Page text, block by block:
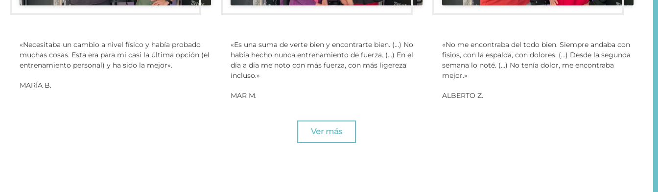
«Necesitaba un cambio a nivel físico y había probado
muchas cosas. Esta era para mi casi la última opción (el
entrenamiento personal) y ha sido la mejor».
MARÍA B.
«Es una suma de verte bien y encontrarte bien. (…) No
había hecho nunca entrenamiento de fuerza. (…) En el
día a día me noto con más fuerza, con más ligereza
incluso.»
MAR M.
«No me encontraba del todo bien. Siempre andaba con
fisios, con la espalda, con dolores. (…) Desde la segunda
semana lo noté. (…) No tenía dolor, me encontraba
mejor.»
ALBERTO Z.
Ver más